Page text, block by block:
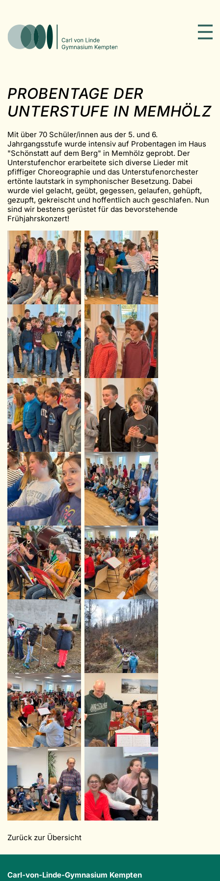
PROBENTAGE DER
UNTERSTUFE IN MEMHÖLZ
Mit über 70 Schüler/innen aus der 5. und 6.
Jahrgangsstufe wurde intensiv auf Probentagen im Haus
"Schönstatt auf dem Berg" in Memhölz geprobt. Der
Unterstufenchor erarbeitete sich diverse Lieder mit
pfiffiger Choreographie und das Unterstufenorchester
ertönte lautstark in symphonischer Besetzung. Dabei
wurde viel gelacht, geübt, gegessen, gelaufen, gehüpft,
gezupft, gekreischt und hoffentlich auch geschlafen. Nun
sind wir bestens gerüstet für das bevorstehende
Frühjahrskonzert!
Zurück zur Übersicht
Carl-von-Linde-Gymnasium Kempten